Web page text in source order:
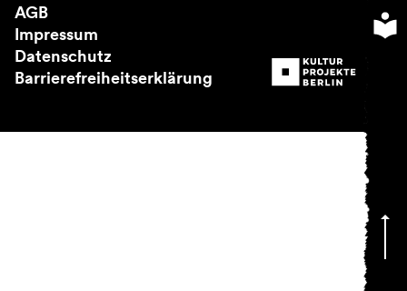
AGB
Impressum
Datenschutz
Barrierefreiheitserklärung